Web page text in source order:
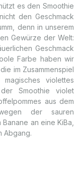
es den Smoothie
den Geschmack
denn in unserem
Gewürze der Welt:
Geschmack
Farbe haben wir
im Zusammenspiel
violettes
Smoothie violet
aus dem
der sauren
an eine KiBa,
Abgang.